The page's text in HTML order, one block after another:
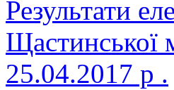
Результати
Щастинської
25.04.2017 р .